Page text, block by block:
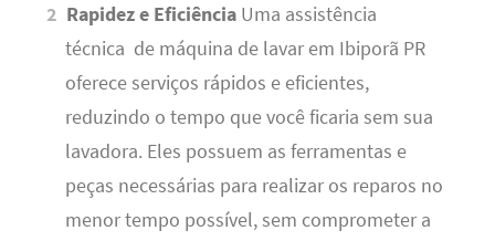
Rapidez e Eficiência Uma assistência
técnica de máquina de lavar em Ibiporã PR
oferece serviços rápidos e eficientes,
reduzindo o tempo que você ficaria sem sua
lavadora. Eles possuem as ferramentas e
peças necessárias para realizar os reparos no
menor tempo possível, sem comprometer a